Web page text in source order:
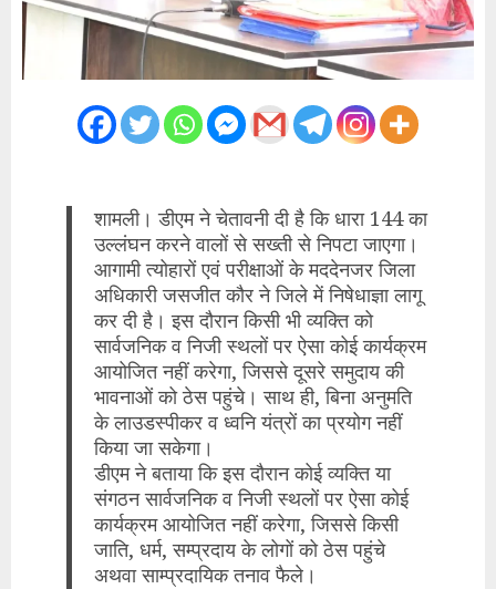
शामली। डीएम ने चेतावनी दी है कि धारा 144 का
उल्लंघन करने वालों से सख्ती से निपटा जाएगा।
आगामी त्योहारों एवं परीक्षाओं के मददेनजर जिला
अधिकारी जसजीत कौर ने जिले में निषेधाज्ञा लागू
कर दी है। इस दौरान किसी भी व्यक्ति को
सार्वजनिक व निजी स्थलों पर ऐसा कोई कार्यक्रम
आयोजित नहीं करेगा, जिससे दूसरे समुदाय की
भावनाओं को ठेस पहुंचे। साथ ही, बिना अनुमति
के लाउडस्पीकर व ध्वनि यंत्रों का प्रयोग नहीं
किया जा सकेगा।
डीएम ने बताया कि इस दौरान कोई व्यक्ति या
संगठन सार्वजनिक व निजी स्थलों पर ऐसा कोई
कार्यक्रम आयोजित नहीं करेगा, जिससे किसी
जाति, धर्म, सम्प्रदाय के लोगों को ठेस पहुंचे
अथवा साम्प्रदायिक तनाव फैले।